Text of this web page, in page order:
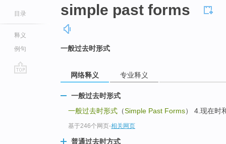
目录
释义
例句
simple past forms
一般过去时形式
网络释义 专业释义
一般过去时形式
一般过去时形式 （Simple Past Forms） 4.现在时
基于246个网页-相关网页
普通过去时方式